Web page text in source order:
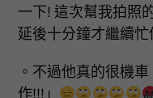
一下! 這次幫我拍照
延後十分鐘才繼續忙
。不過他真的很機
作!!!」